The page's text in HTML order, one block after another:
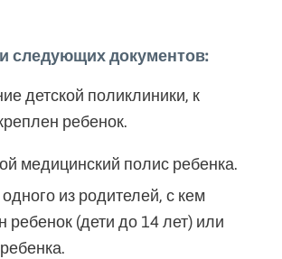
следующих документов:
детской поликлиники, к
ребенок.
медицинский полис ребенка.
из родителей, с кем
ребенок (дети до 14 лет) или